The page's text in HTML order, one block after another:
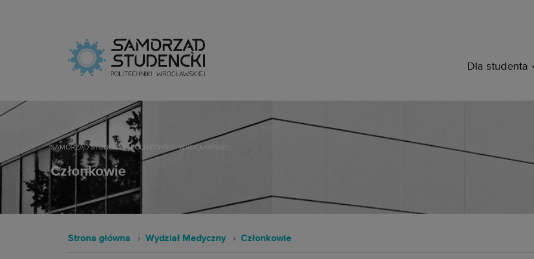
Samorząd Studencki Politechniki
Dla studenta
SAMORZĄD STUDENCKI POLITECHNIKI WROCŁAWSKIEJ
Członkowie
Strona główna Wydział Medyczny Członkowie